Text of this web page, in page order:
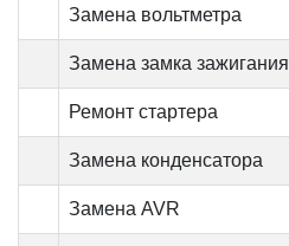
Замена вольтметра
Замена замка зажигания
Ремонт стартера
Замена конденсатора
Замена AVR